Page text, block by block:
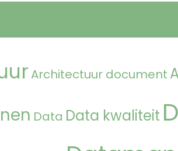
Architectuur document
Data Data kwaliteit